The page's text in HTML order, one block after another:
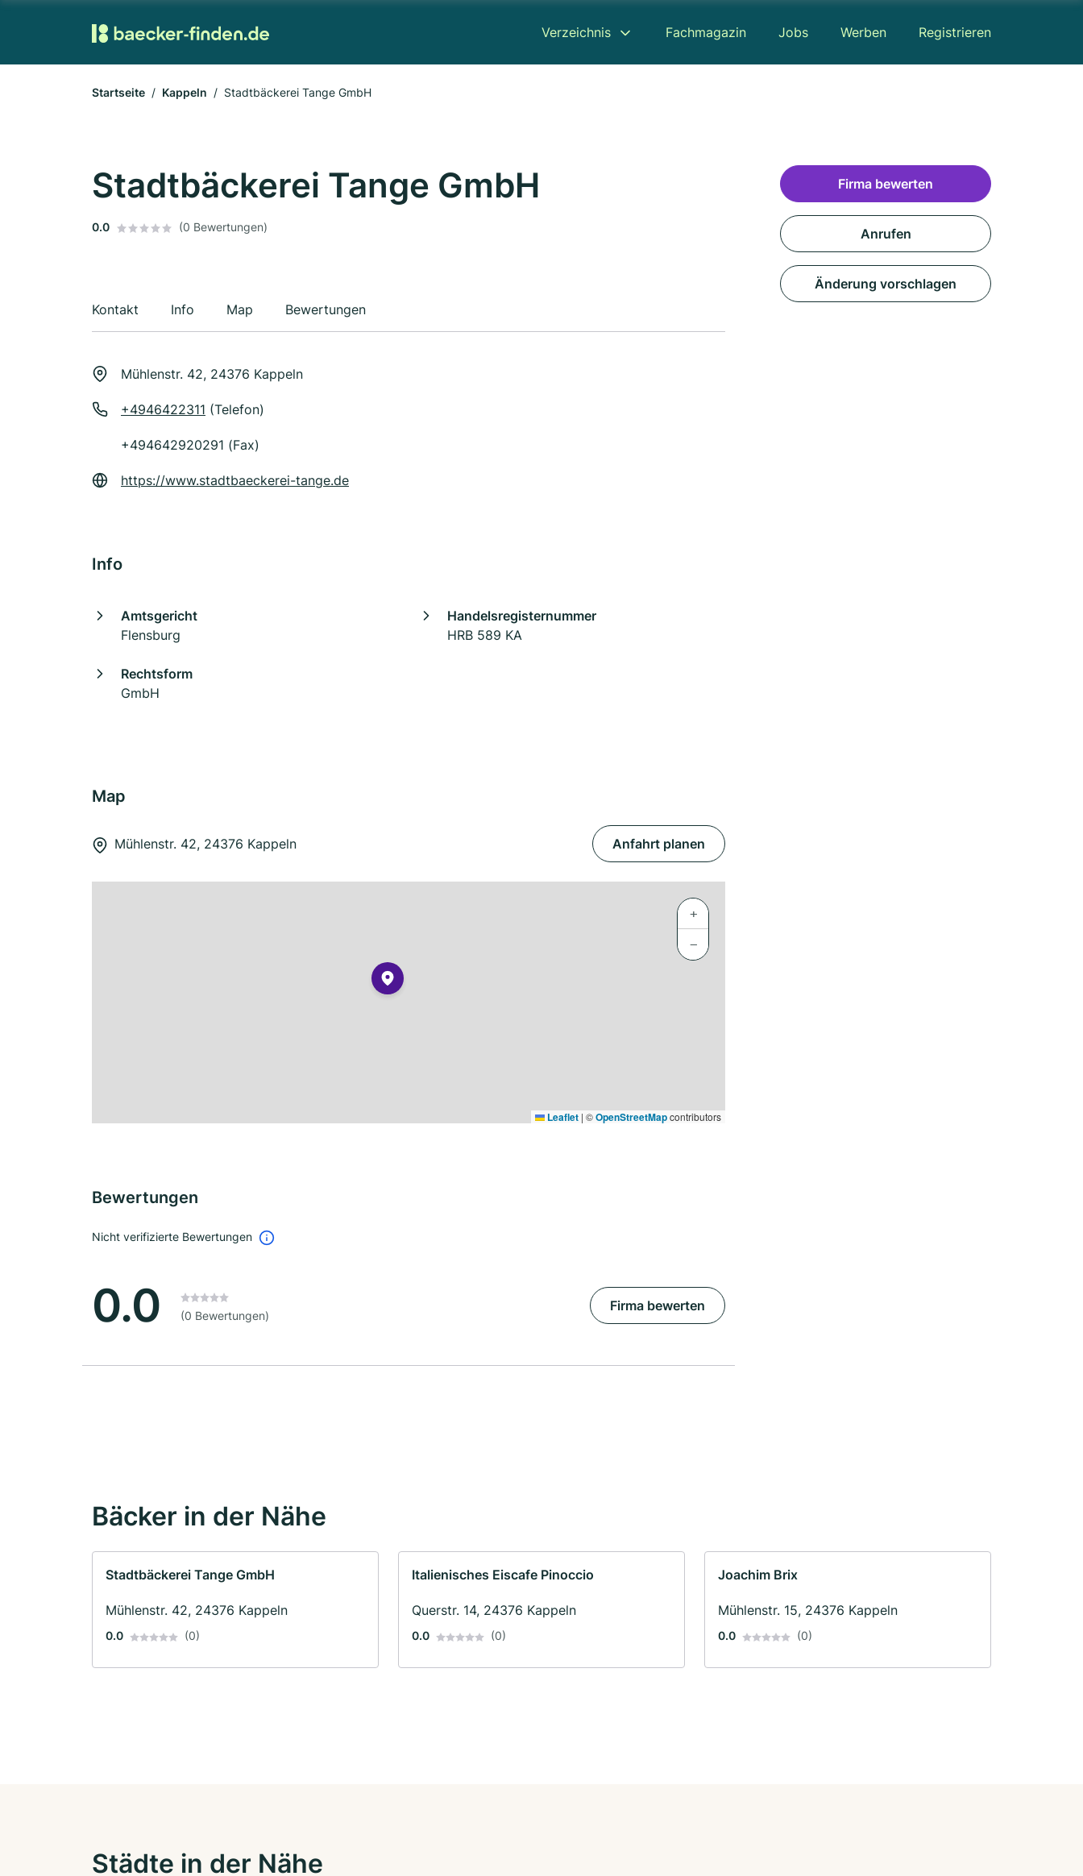
Verzeichnis Fachmagazin Jobs Werben Registrieren
Startseite Kappeln Stadtbäckerei Tange GmbH
Stadtbäckerei Tange GmbH
0.0 (0 Bewertungen)
Kontakt Info Map Bewertungen
Mühlenstr. 42, 24376 Kappeln
+4946422311 (Telefon)
+494642920291 (Fax)
https://www.stadtbaeckerei-tange.de
Info
Amtsgericht
Flensburg
Handelsregisternummer
HRB 589 KA
Rechtsform
GmbH
Map
Mühlenstr. 42, 24376 Kappeln Anfahrt planen
+
−
Leaflet | ©OpenStreetMapcontributors
Bewertungen
Nicht verifizierte Bewertungen
0.0 (0 Bewertungen)
Firma bewerten
Firma bewerten
Anrufen
Änderung vorschlagen
Bäcker in der Nähe
Stadtbäckerei Tange GmbH
Mühlenstr. 42, 24376 Kappeln
0.0 (0)
Italienisches Eiscafe Pinoccio
Querstr. 14, 24376 Kappeln
0.0 (0)
Joachim Brix
Mühlenstr. 15, 24376 Kappeln
0.0 (0)
Städte in der Nähe